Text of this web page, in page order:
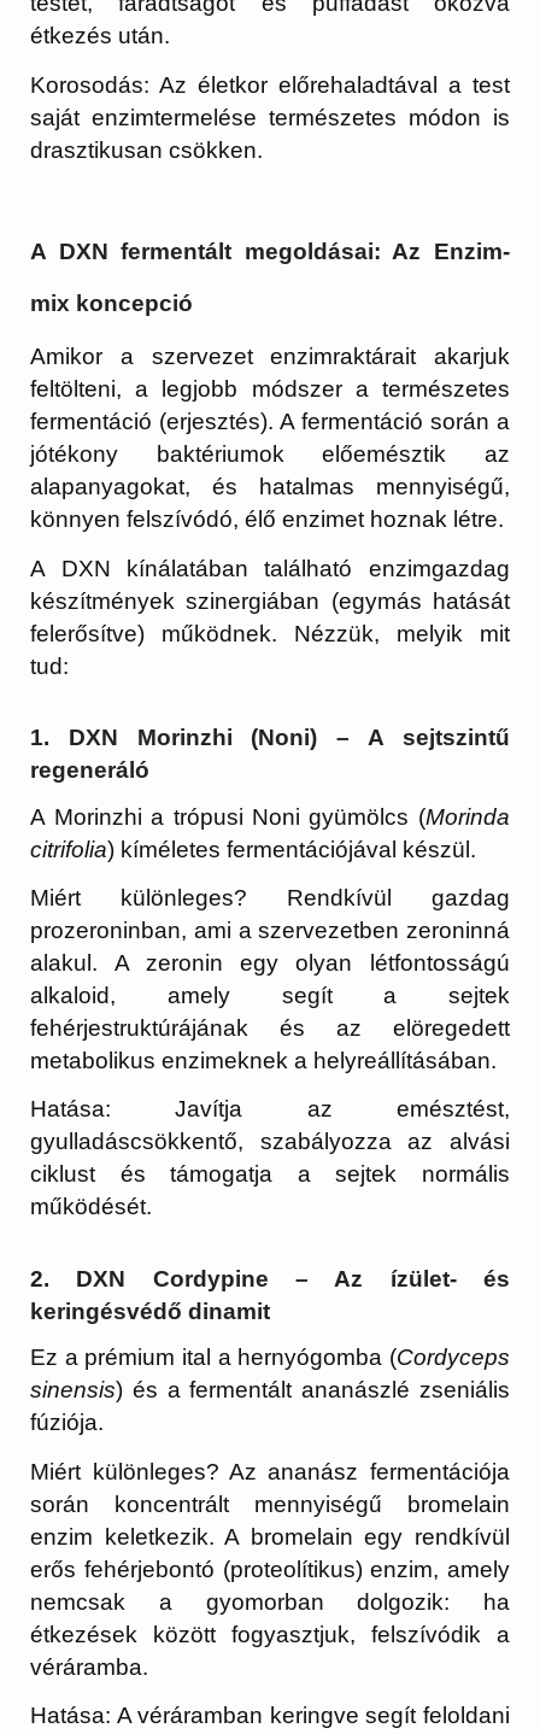
étkezés után.
Korosodás: Az életkor előrehaladtával a test
saját enzimtermelése természetes módon is
drasztikusan csökken.
A DXN fermentált megoldásai: Az Enzim-
mix koncepció
Amikor a szervezet enzimraktárait akarjuk
feltölteni, a legjobb módszer a természetes
fermentáció (erjesztés). A fermentáció során a
jótékony baktériumok előemésztik az
alapanyagokat, és hatalmas mennyiségű,
könnyen felszívódó, élő enzimet hoznak létre.
A DXN kínálatában található enzimgazdag
készítmények szinergiában (egymás hatását
felerősítve) működnek. Nézzük, melyik mit
tud:
1. DXN Morinzhi (Noni) – A sejtszintű
regeneráló
A Morinzhi a trópusi Noni gyümölcs (Morinda
citrifolia) kíméletes fermentációjával készül.
Miért különleges? Rendkívül gazdag
prozeroninban, ami a szervezetben zeroninná
alakul. A zeronin egy olyan létfontosságú
alkaloid, amely segít a sejtek
fehérjestruktúrájának és az elöregedett
metabolikus enzimeknek a helyreállításában.
Hatása: Javítja az emésztést,
gyulladáscsökkentő, szabályozza az alvási
ciklust és támogatja a sejtek normális
működését.
2. DXN Cordypine – Az ízület- és
keringésvédő dinamit
Ez a prémium ital a hernyógomba (Cordyceps
sinensis) és a fermentált ananászlé zseniális
fúziója.
Miért különleges? Az ananász fermentációja
során koncentrált mennyiségű bromelain
enzim keletkezik. A bromelain egy rendkívül
erős fehérjebontó (proteolítikus) enzim, amely
nemcsak a gyomorban dolgozik: ha
étkezések között fogyasztjuk, felszívódik a
véráramba.
Hatása: A véráramban keringve segít feloldani